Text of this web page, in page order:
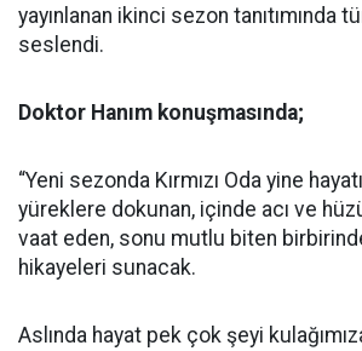
yayınlanan ikinci sezon tanıtımında
seslendi.
Doktor Hanım konuşmasında;
“Yeni sezonda Kırmızı Oda yine
yüreklere dokunan, içinde acı ve
vaat eden, sonu mutlu biten
hikayeleri sunacak.
Aslında hayat pek çok şeyi